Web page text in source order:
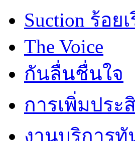
Suction ร้อย
The Voice
กันลื่นชื่นใจ
การเพิ่มประ
งานบริการทั